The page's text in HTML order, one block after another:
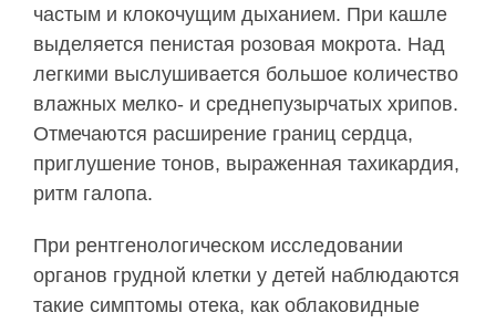
частым и клокочущим дыханием. При кашле
выделяется пенистая розовая мокрота. Над
легкими выслушивается большое количество
влажных мелко- и среднепузырчатых хрипов.
Отмечаются расширение границ сердца,
приглушение тонов, выраженная тахикардия,
ритм галопа.
При рентгенологическом исследовании
органов грудной клетки у детей наблюдаются
такие симптомы отека, как облаковидные